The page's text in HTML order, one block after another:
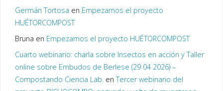
Germán Tortosa en Empezamos el proyecto
HUÉTORCOMPOST
Bruna en Empezamos el proyecto HUÉTORCOMPOST
Cuarto webinario: charla sobre Insectos en acción y Taller
online sobre Embudos de Berlese (29 04 2026) –
Compostando Ciencia Lab.enTercer webinario del